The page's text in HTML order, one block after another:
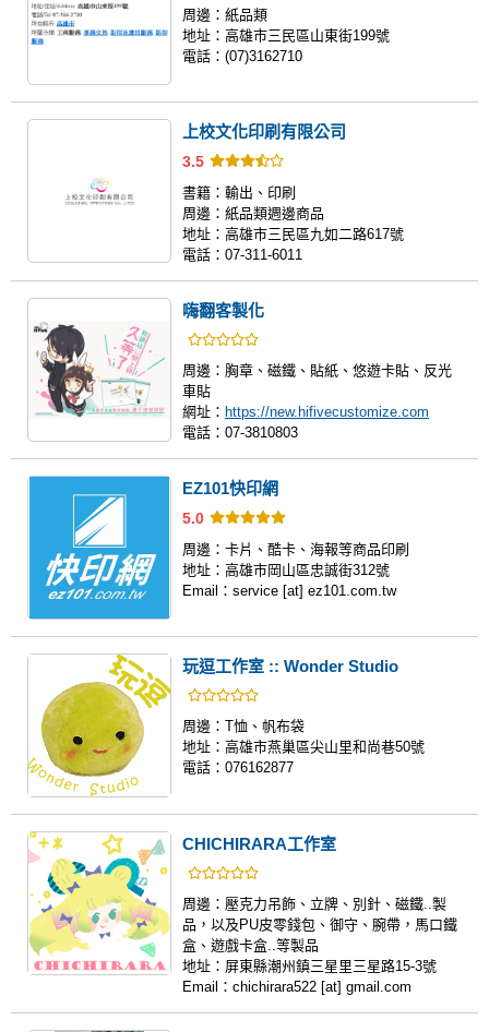
周邊： 紙品類
地址： 高雄市三民區山東街199號
電話： (07)3162710
上校文化印刷有限公司
3.5
書籍： 輸出、印刷
周邊： 紙品類週邊商品
地址： 高雄市三民區九如二路617號
電話： 07-311-6011
嗨翻客製化
周邊： 胸章、磁鐵、貼紙、悠遊卡貼、反光
車貼
網址： https://new.hifivecustomize.com
電話： 07-3810803
EZ101快印網
5.0
周邊： 卡片、酷卡、海報等商品印刷
地址： 高雄市岡山區忠誠街312號
Email： service [at] ez101.com.tw
玩逗工作室 :: Wonder Studio
周邊： T恤、帆布袋
地址： 高雄市燕巢區尖山里和尚巷50號
電話： 076162877
CHICHIRARA工作室
周邊： 壓克力吊飾、立牌、別針、磁鐵..製
品，以及PU皮零錢包、御守、腕帶，馬口鐵
盒、遊戲卡盒..等製品
地址： 屏東縣潮州鎮三星里三星路15-3號
Email： chichirara522 [at] gmail.com